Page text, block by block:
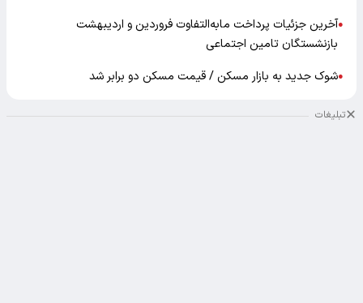
●آخرین جزئیات پرداخت مابه‌التفاوت فروردین و اردیبهشت
بازنشستگان تامین اجتماعی
●شوک جدید به بازار مسکن / قیمت مسکن دو برابر شد
تبلیغات